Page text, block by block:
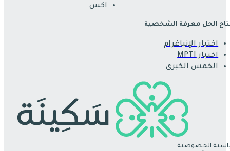
اكس
الحل معرفة الشخصية
اختبار الإنياغرام
اختبار MPTI
الخمس الكبرى
الخصوصية